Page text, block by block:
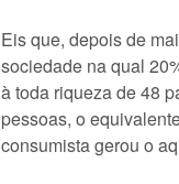
Eis que, depois de
sociedade na qual
à toda riqueza de 48
pessoas, o
consumista gerou o